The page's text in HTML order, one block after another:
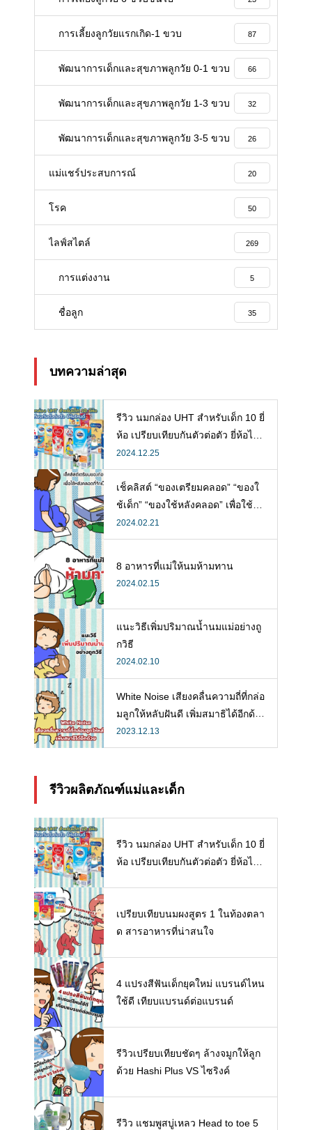
การเลี้ยงลูกวัยแรกเกิด-1 ขวบ 87
พัฒนาการเด็กและสุขภาพลูกวัย 0-1 ขวบ 66
พัฒนาการเด็กและสุขภาพลูกวัย 1-3 ขวบ 32
พัฒนาการเด็กและสุขภาพลูกวัย 3-5 ขวบ 26
แม่แชร์ประสบการณ์ 20
โรค 50
ไลฟ์สไตล์ 269
การแต่งงาน 5
ชื่อลูก 35
บทความล่าสุด
รีวิว นมกล่อง UHT สำหรับเด็ก 10 ยี่
ห้อ เปรียบเทียบกันตัวต่อตัว ยี่ห้อไห
นดี พร้อมแนะวิธีการเลือกนมกล่องใ
ห้ลูก
2024.12.25
เช็คลิสต์ “ของเตรียมคลอด” “ของใ
ช้เด็ก” “ของใช้หลังคลอด” เพื่อใช้ห
ลังคลอดที่จำเป็น
2024.02.21
8 อาหารที่แม่ให้นมห้ามทาน
2024.02.15
แนะวิธีเพิ่มปริมาณน้ำนมแม่อย่างถู
กวิธี
2024.02.10
White Noise เสียงคลื่นความถี่ที่กล่อ
มลูกให้หลับฝันดี เพิ่มสมาธิได้อีกด้ว
ย
2023.12.13
รีวิวผลิตภัณฑ์แม่และเด็ก
รีวิว นมกล่อง UHT สำหรับเด็ก 10 ยี่
ห้อ เปรียบเทียบกันตัวต่อตัว ยี่ห้อไห
เปรียบเทียบนมผงสูตร 1 ในท้องตลา
ด สารอาหารที่น่าสนใจ
4 แปรงสีฟันเด็กยุคใหม่ แบรนด์ไหน
ใช้ดี เทียบแบรนด์ต่อแบรนด์
รีวิวเปรียบเทียบชัดๆ ล้างจมูกให้ลูก
ด้วย Hashi Plus VS ไซริงค์
รีวิว แชมพูสบู่เหลว Head to toe 5